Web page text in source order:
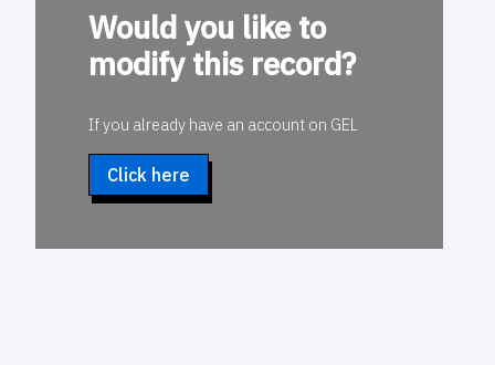
Would you like to
modify this record?
If you already have an account on GEL
Click here